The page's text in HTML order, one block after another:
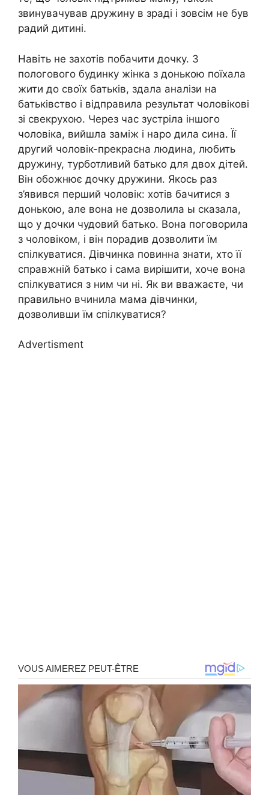
звинувачував дружину в зраді і зовсім не був
радий дитині.
Навіть не захотів побачити дочку. З
пологового будинку жінка з донькою поїхала
жити до своїх батьків, здала аналізи на
батьківство і відправила результат чоловікові
зі свекрухою. Через час зустріла іншого
чоловіка, вийшла заміж і наро дила сина. Її
другий чоловік-прекрасна людина, любить
дружину, турботливий батько для двох дітей.
Він обожнює дочку дружини. Якось раз
з’явився перший чоловік: хотів бачитися з
донькою, але вона не дозволила ы сказала,
що у дочки чудовий батько. Вона поговорила
з чоловіком, і він порадив дозволити їм
спілкуватися. Дівчинка повинна знати, хто її
справжній батько і сама вирішити, хоче вона
спілкуватися з ним чи ні. Як ви вважаєте, чи
правильно вчинила мама дівчинки,
дозволивши їм спілкуватися?
Advertisment